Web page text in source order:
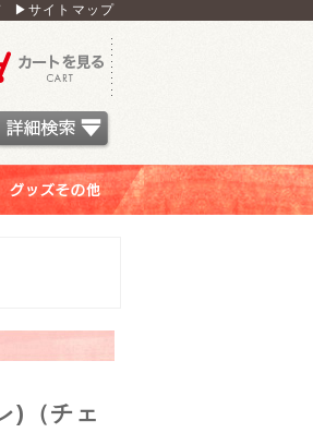
▶サイトマップ
)（チェ